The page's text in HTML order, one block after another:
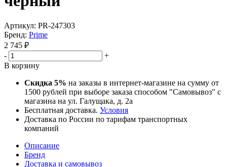
Артикул: PR-247303
Бренд: Prime
2 745 ₽
-
+
В корзину
Скидка 5% на заказы в интернет-магазине на сумму от
1500 рублей при выборе заказа способом "Самовывоз" с
магазина на ул. Галущака, д. 2а
Бесплатная доставка. Условия
Доставка по России по тарифам транспортных
компаний
Описание
Бренд
Доставка и самовывоз